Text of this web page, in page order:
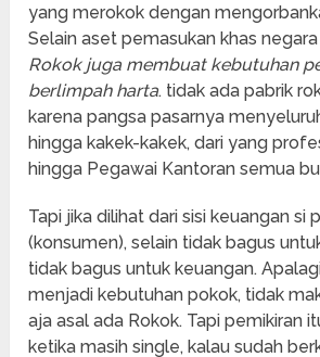
yang merokok dengan
Selain aset pemasukan khas
Rokok juga membuat kebutuhan
berlimpah harta. tidak ada pabrik
karena pangsa pasarnya
hingga kakek-kakek, dari yang
hingga Pegawai Kantoran semua
Tapi jika dilihat dari sisi keuangan si
(konsumen), selain tidak bagus
tidak bagus untuk keuangan.
menjadi kebutuhan pokok, tidak
aja asal ada Rokok. Tapi pemikiran
ketika masih single, kalau sudah